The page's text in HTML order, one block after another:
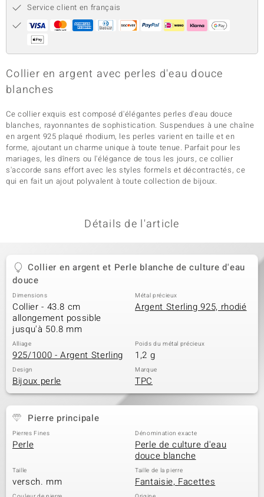
Service client en français
Collier en argent avec perles d'eau douce
blanches
Ce collier exquis est composé d'élégantes perles d'eau douce
blanches, rayonnantes de sophistication. Suspendues à une chaîne
en argent 925 plaqué rhodium, les perles varient en taille et en
forme, ajoutant un charme unique à toute tenue. Parfait pour les
mariages, les dîners ou l'élégance de tous les jours, ce collier
s'accorde sans effort avec les styles formels et décontractés, ce
qui en fait un ajout polyvalent à toute collection de bijoux.
Détails de l'article
Collier en argent et Perle blanche de culture d'eau
douce
Dimensions
Collier - 43.8 cm
allongement possible
jusqu'à 50.8 mm
Métal précieux
Argent Sterling 925, rhodié
Alliage
925/1000 - Argent Sterling
Poids du métal précieux
1,2 g
Design
Bijoux perle
Marque
TPC
Pierre principale
Pierres Fines
Perle
Dénomination exacte
Perle de culture d'eau
douce blanche
Taille
versch. mm
Taille de la pierre
Fantaisie, Facettes